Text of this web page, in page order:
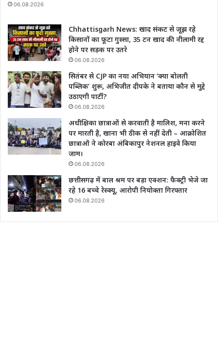
06.08.2026
Chhattisgarh News: खाद संकट से जूझ रहे
किसानों का फूटा गुस्सा, 35 टन खाद की नीलामी रद्द
होने पर सड़क पर उतरे
06.08.2026
सितंबर से CJP का नया अभियान ‘क्या बोलती
पब्लिक’ शुरू, अभिजीत दीपके ने बताया कौन से मुद्दे
उठाएगी पार्टी?
06.08.2026
अधीक्षिका छात्राओं से करवाती है मालिश, मना करने
पर मारती है, खाना भी ठीक से नहीं देती – आक्रोशित
छात्राओं ने कोरबा अंबिकापुर नेशनल हाइवे किया
जाम।
06.08.2026
छत्तीसगढ़ में बाल श्रम पर बड़ा एक्शन: फैक्ट्री भेजे जा
रहे 16 बच्चे रेस्क्यू, आरोपी नियोक्ता गिरफ्तार
06.08.2026